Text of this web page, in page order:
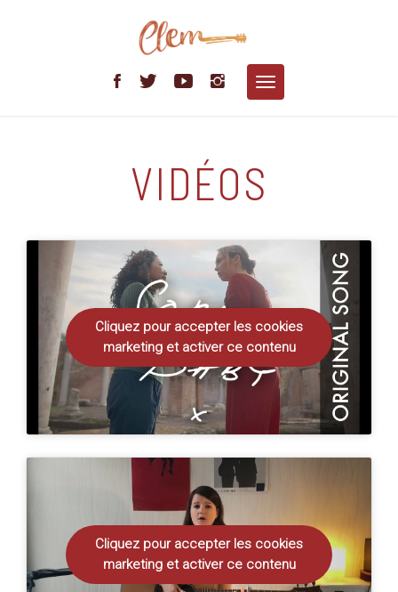
Toggle
navigation
VIDÉOS
Cliquez pour accepter les cookies
marketing et activer ce contenu
Cliquez pour accepter les cookies
marketing et activer ce contenu